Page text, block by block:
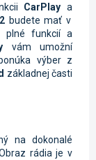
CarPlay a
budete mať v
plné funkcií a
vám umožní
výber z
základnej časti
na dokonalé
rádia je v